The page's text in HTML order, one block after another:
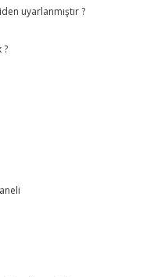
uyarlanmıştır ?
?